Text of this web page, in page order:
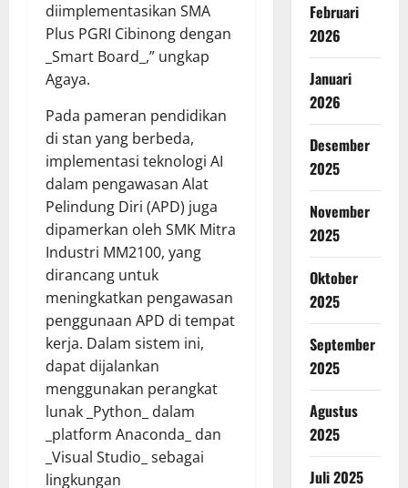
diimplementasikan SMA
Plus PGRI Cibinong dengan
_Smart Board_,” ungkap
Agaya.
Pada pameran pendidikan
di stan yang berbeda,
implementasi teknologi AI
dalam pengawasan Alat
Pelindung Diri (APD) juga
dipamerkan oleh SMK Mitra
Industri MM2100, yang
dirancang untuk
meningkatkan pengawasan
penggunaan APD di tempat
kerja. Dalam sistem ini,
dapat dijalankan
menggunakan perangkat
lunak _Python_ dalam
_platform Anaconda_ dan
_Visual Studio_ sebagai
lingkungan
Februari
2026
Januari
2026
Desember
2025
November
2025
Oktober
2025
September
2025
Agustus
2025
Juli 2025